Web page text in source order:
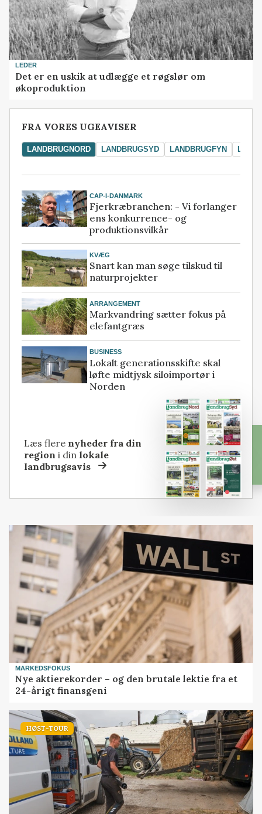
LEDER
Det er en uskik at udlægge et røgslør om
økoproduktion
FRA VORES UGEAVISER
LANDBRUGNORD LANDBRUGSYD LANDBRUGFYN
CAP-I-DANMARK
Fjerkræbranchen: - Vi forlanger
ens konkurrence- og
produktionsvilkår
KVÆG
Snart kan man søge tilskud til
naturprojekter
ARRANGEMENT
Markvandring sætter fokus på
elefantgræs
BUSINESS
Lokalt generationsskifte skal
løfte midtjysk siloimportør i
Norden
Læs flere nyheder fra din
region i dinlokale
landbrugsavis
MARKEDSFOKUS
Nye aktierekorder – og den brutale lektie fra et
24-årigt finansgeni
HØST-TOUR